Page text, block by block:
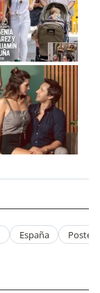
España Posteo